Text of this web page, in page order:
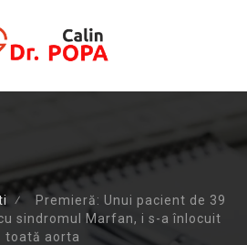
⁄
Premieră: Unui pacient de 39
sindromul Marfan, i s-a înlocuit
toată aorta